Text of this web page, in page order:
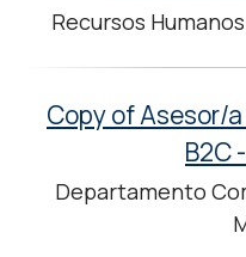
Recursos Humanos
Copy of Asesor/
B2C
Departamento